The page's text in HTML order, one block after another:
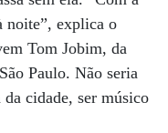
noite”, explica o
Tom Jobim, da
Paulo. Não seria
cidade, ser músico